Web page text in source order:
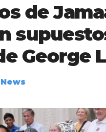
de
George